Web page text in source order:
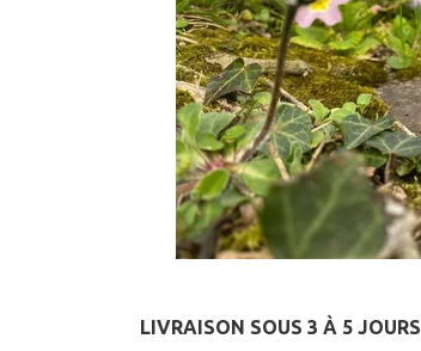
LIVRAISON SOUS 3 À 5 JOURS